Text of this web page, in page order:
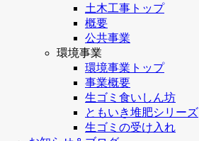
土木工事トップ
概要
公共事業
環境事業
環境事業トップ
事業概要
生ゴミ食いしん坊
ともいき堆肥シリーズ
生ゴミの受け入れ